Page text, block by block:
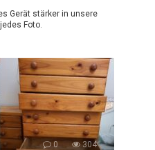
Gerät stärker in unsere
Foto.
0 304